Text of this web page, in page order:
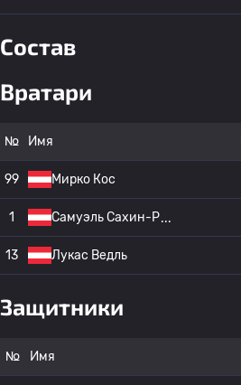
Состав
Вратари
№ Имя
99 Мирко Кос
1 Самуэль Сахин-Р
13 Лукас Ведль
Защитники
№ Имя